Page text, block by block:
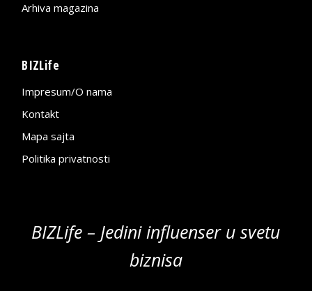
Arhiva magazina
BIZLife
Impresum/O nama
Kontakt
Mapa sajta
Politika privatnosti
BIZLife – Jedini influenser u svetu
biznisa